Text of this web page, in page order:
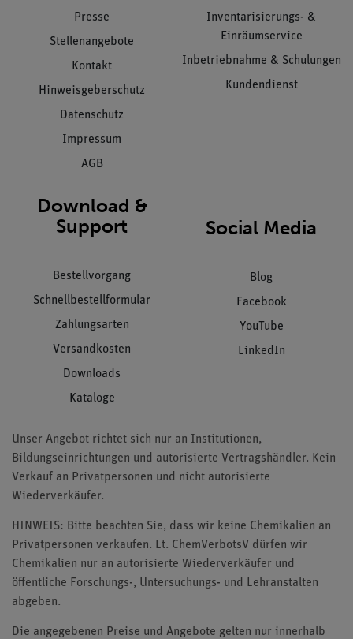
Presse
Stellenangebote
Kontakt
Hinweisgeberschutz
Datenschutz
Impressum
AGB
Inventarisierungs- &
Einräumservice
Inbetriebnahme & Schulungen
Kundendienst
Download &
Support
Bestellvorgang
Schnellbestellformular
Zahlungsarten
Versandkosten
Downloads
Kataloge
Social Media
Blog
Facebook
YouTube
LinkedIn
Unser Angebot richtet sich nur an Institutionen,
Bildungseinrichtungen und autorisierte Vertragshändler. Kein
Verkauf an Privatpersonen und nicht autorisierte
Wiederverkäufer.
HINWEIS: Bitte beachten Sie, dass wir keine Chemikalien an
Privatpersonen verkaufen. Lt. ChemVerbotsV dürfen wir
Chemikalien nur an autorisierte Wiederverkäufer und
öffentliche Forschungs-, Untersuchungs- und Lehranstalten
abgeben.
Die angegebenen Preise und Angebote gelten nur innerhalb